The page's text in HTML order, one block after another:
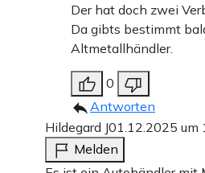
Der hat doch zwei
Da gibts bestimmt
Altmetallhändler.
0
Antworten
Hildegard J01.12.2025 um
Melden